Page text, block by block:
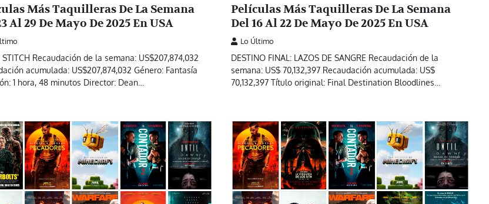
Más Taquilleras De La Semana
Al 29 De Mayo De 2025 En USA
STITCH Recaudación de la semana: US$207,874,032
acumulada: US$207,874,032 Género: Fantasía
1 hora, 48 minutos Director: Dean…
Películas Más Taquilleras De La Semana
Del 16 Al 22 De Mayo De 2025 En USA
Lo Último
DESTINO FINAL: LAZOS DE SANGRE Recaudación de la
semana: US$ 70,132,397 Recaudación acumulada: US$
70,132,397 Título original: Final Destination Bloodlines…